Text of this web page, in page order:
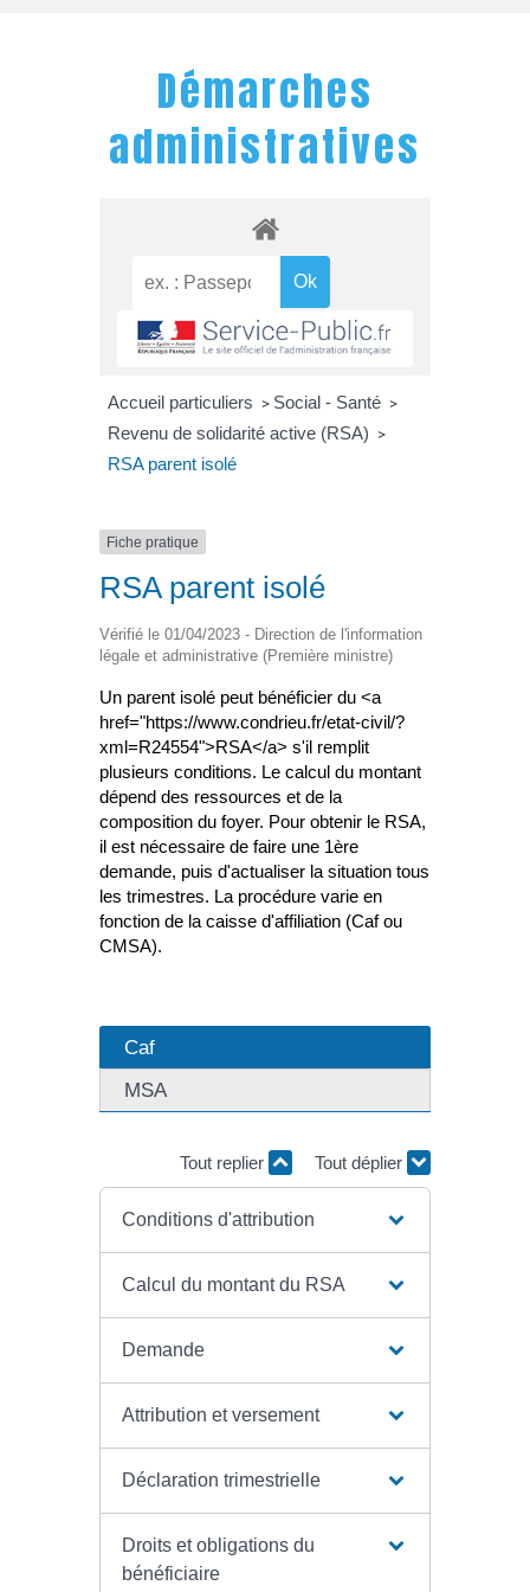
Démarches
administratives
Accueil particuliers > Social - Santé >
Revenu de solidarité active (RSA) >
RSA parent isolé
Fiche pratique
RSA parent isolé
Vérifié le 01/04/2023 - Direction de l'information
légale et administrative (Première ministre)
Un parent isolé peut bénéficier du <a
href="https://www.condrieu.fr/etat-civil/?
xml=R24554">RSA</a> s'il remplit
plusieurs conditions. Le calcul du montant
dépend des ressources et de la
composition du foyer. Pour obtenir le RSA,
il est nécessaire de faire une 1ère
demande, puis d'actualiser la situation tous
les trimestres. La procédure varie en
fonction de la caisse d'affiliation (Caf ou
CMSA).
Caf
MSA
Tout replier Tout déplier
Conditions d'attribution
Calcul du montant du RSA
Demande
Attribution et versement
Déclaration trimestrielle
Droits et obligations du
bénéficiaire